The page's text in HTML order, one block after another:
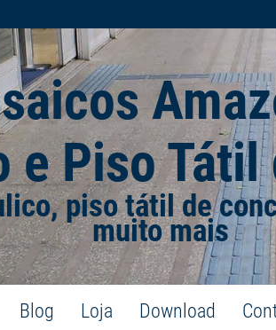
e Piso Tátil
piso tátil de
muito mais
Blog Loja Download